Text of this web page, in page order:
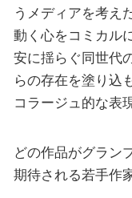
うメディアを考え
動く心をコミカル
安に揺らぐ同世代
らの存在を塗り込
コラージュ的な表
どの作品がグラン
期待される若手作